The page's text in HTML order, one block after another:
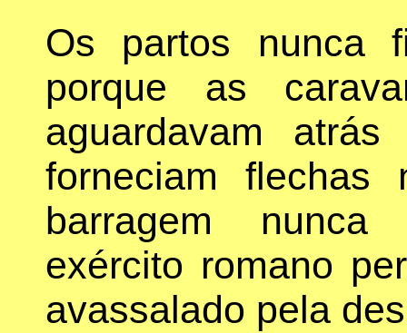
Os partos nunca
porque as
aguardavam
forneciam flechas
barragem
exército romano
avassalado pela